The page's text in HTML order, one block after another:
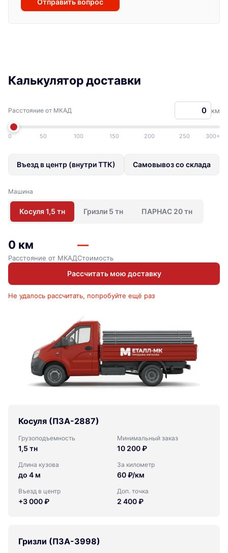
Отправить вопрос
Калькулятор доставки
Расстояние от МКАД км
0 50 100 150 200 250 300+
Въезд в центр (внутри ТТК) Самовывоз со склада
Машина
Косуля 1,5 тн Гризли 5 тн ПАРНАС 20 тн
0 км
Расстояние от МКАД
—
Стоимость
Рассчитать мою доставку
Не удалось рассчитать, попробуйте ещё раз
Косуля (ПЗА-2887)
Грузоподъемность
1,5 тн
Минимальный заказ
10 200 ₽
Длина кузова
до 4 м
За километр
60 ₽/км
Въезд в центр
+3 000 ₽
Доп. точка
2 400 ₽
Гризли (ПЗА-3998)